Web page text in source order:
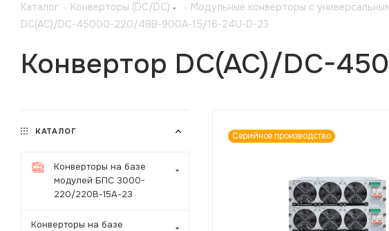
Каталог - Конверторы (DC/DC) - Модульные конверторы с
DC(AC)/DC-45000-220/48В-900А-15/16-24U-D-23
Конвертор DC(AC)/DC-
Серийное производство
КАТАЛОГ
Конверторы на базе
модулей БПС 3000-
220/220В-15А-23
Конверторы на базе